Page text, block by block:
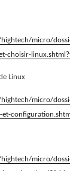
micro/
choisir-
Linux
micro/
micro/